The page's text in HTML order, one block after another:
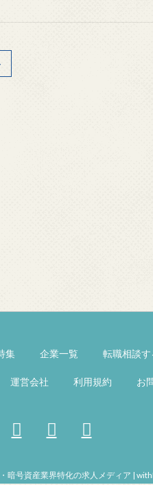
集 企業一覧 転職相談す
運営会社 利用規約 お
暗号資産業界特化の求人メディア |